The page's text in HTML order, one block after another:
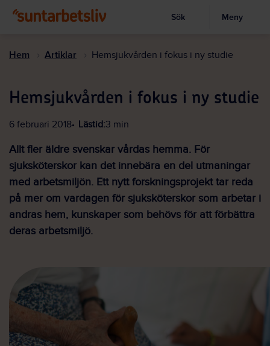
till
Visa sökruta
Sök Meny
Hem Artiklar Hemsjukvården i fokus i ny studie
Hemsjukvården i fokus i ny studie
6 februari 2018 Lästid:3 min
Allt fler äldre svenskar vårdas hemma. För
sjuksköterskor kan det innebära en del utmaningar
med arbetsmiljön. Ett nytt forskningsprojekt tar reda
på mer om vardagen för sjuksköterskor som arbetar i
andras hem, kunskaper som behövs för att förbättra
deras arbetsmiljö.